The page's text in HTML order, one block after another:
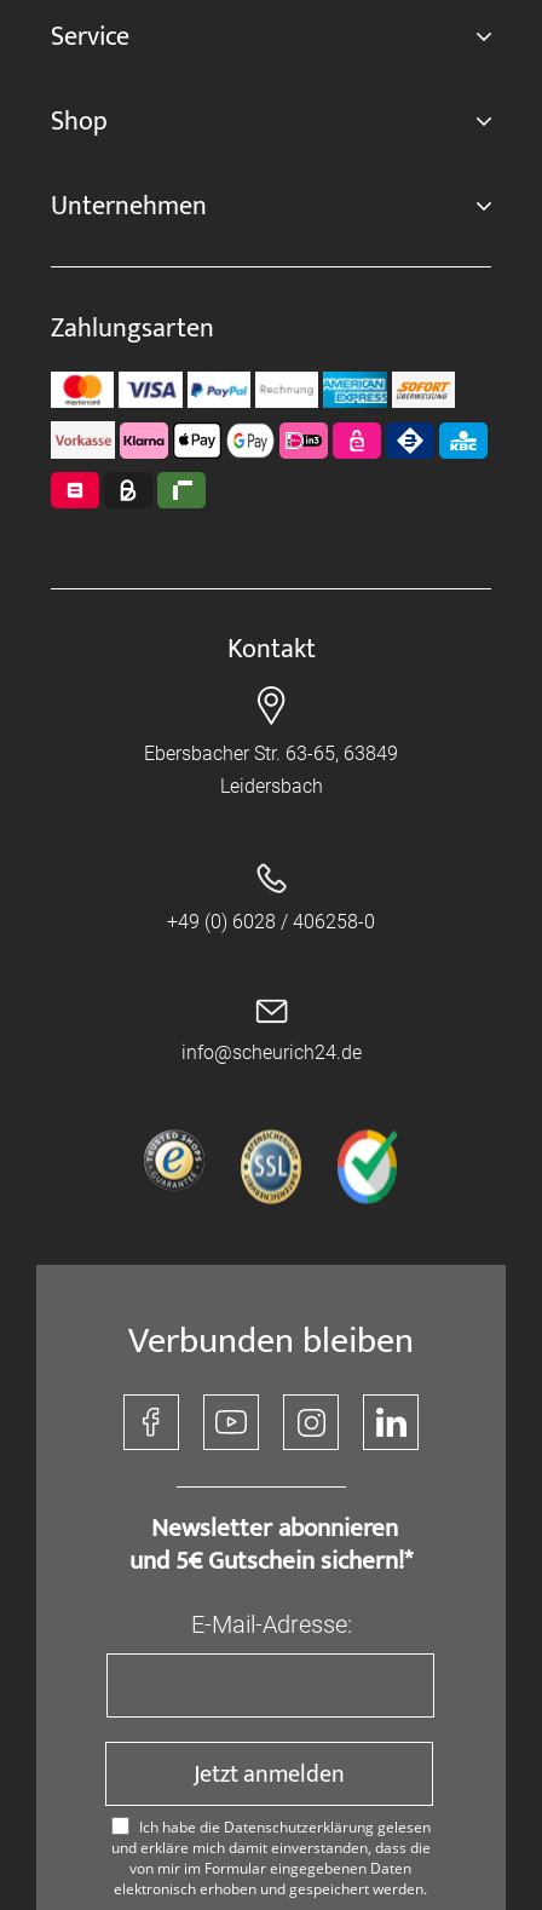
Service
Shop
Unternehmen
Zahlungsarten
Kontakt
Ebersbacher Str. 63-65, 63849
Leidersbach
+49 (0) 6028 / 406258-0
info@scheurich24.de
Verbunden bleiben
​ Newsletter abonnieren
und 5€ Gutschein sichern!*
E-Mail-Adresse:
Jetzt anmelden
Ich habe die Datenschutzerklärung gelesen
und erkläre mich damit einverstanden, dass die
von mir im Formular eingegebenen Daten
elektronisch erhoben und gespeichert werden.